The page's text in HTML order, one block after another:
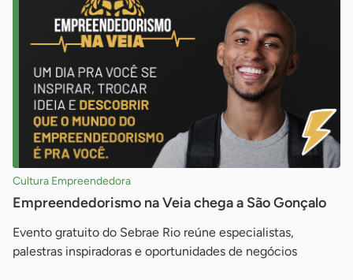
Cultura Empreendedora
Empreendedorismo na Veia chega a São Gonçalo
Evento gratuito do Sebrae Rio reúne especialistas,
palestras inspiradoras e oportunidades de negócios